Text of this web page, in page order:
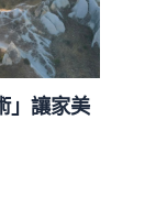
」讓家美